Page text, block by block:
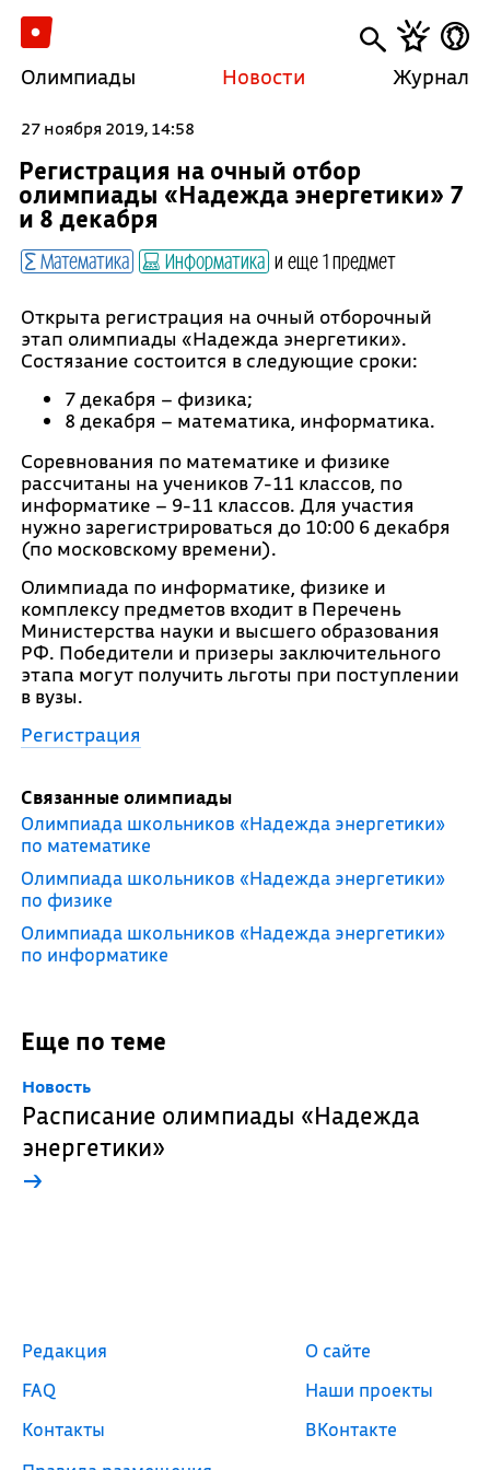
Олимпиады Новости Журнал
27 ноября 2019, 14:58
Регистрация на очный отбор
олимпиады «Надежда энергетики» 7
и 8 декабря
Математика Информатика и еще 1 предмет
Открыта регистрация на очный отборочный
этап олимпиады «Надежда энергетики».
Состязание состоится в следующие сроки:
7 декабря – физика;
8 декабря – математика, информатика.
Соревнования по математике и физике
рассчитаны на учеников 7-11 классов, по
информатике – 9-11 классов. Для участия
нужно зарегистрироваться до 10:00 6 декабря
(по московскому времени).
Олимпиада по информатике, физике и
комплексу предметов входит в Перечень
Министерства науки и высшего образования
РФ. Победители и призеры заключительного
этапа могут получить льготы при поступлении
в вузы.
Регистрация
Связанные олимпиады
Олимпиада школьников «Надежда энергетики»
по математике
Олимпиада школьников «Надежда энергетики»
по физике
Олимпиада школьников «Надежда энергетики»
по информатике
Еще по теме
Новость
Расписание олимпиады «Надежда
энергетики»
→
Редакция
FAQ
Контакты
О сайте
Наши проекты
ВКонтакте